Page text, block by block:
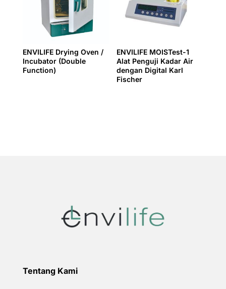
ENVILIFE Drying Oven /
Incubator (Double
Function)
ENVILIFE MOISTest-1
Alat Penguji Kadar Air
dengan Digital Karl
Fischer
Tentang Kami